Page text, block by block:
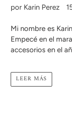
por Karin Perez
Mi nombre es
Empecé en el
accesorios en el
LEER MÁS